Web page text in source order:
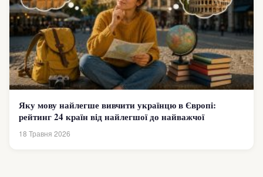
Яку мову найлегше вивчити українцю в Європі:
рейтинг 24 країн від найлегшої до найважчої
18 Травня 2026